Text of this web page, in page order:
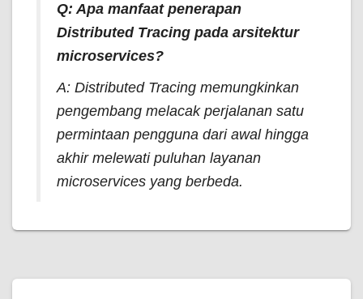
Q: Apa manfaat penerapan
Distributed Tracing pada arsitektur
microservices?
A: Distributed Tracing memungkinkan
pengembang melacak perjalanan satu
permintaan pengguna dari awal hingga
akhir melewati puluhan layanan
microservices yang berbeda.